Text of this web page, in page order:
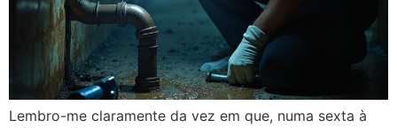
Lembro-me claramente da vez em que, numa sexta à